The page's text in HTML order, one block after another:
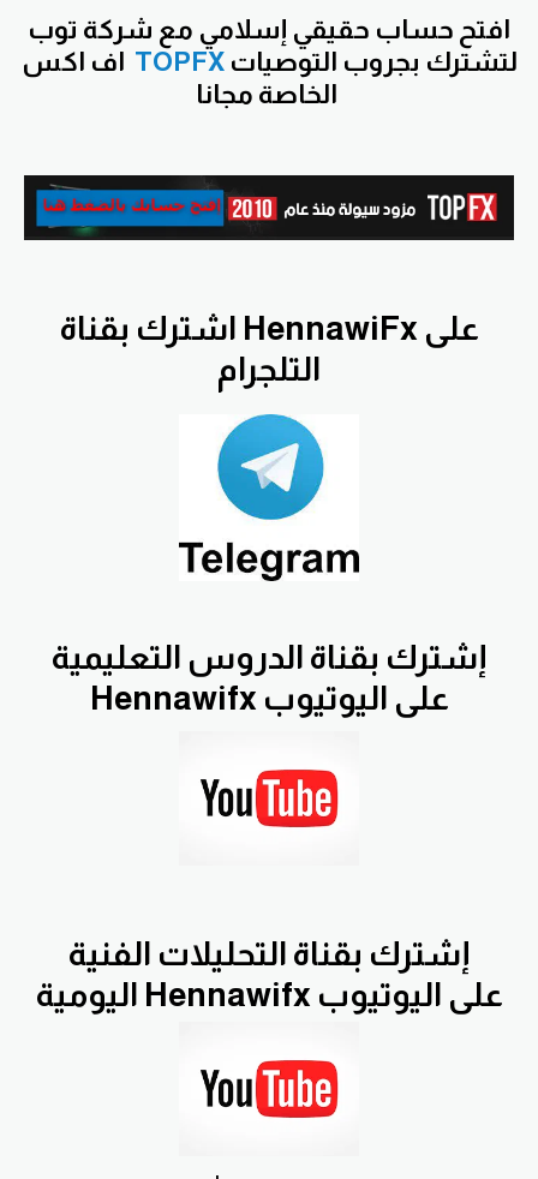
افتح حساب حقيقي إسلامي مع شركة توب
TOPFXلتشترك بجروب التوصيات
اشترك بقناة HennawiFx على
التلجرام
إشترك بقناة الدروس التعليمية
Hennawifx على اليوتيوب
إشترك بقناة التحليلات الفنية
اليومية Hennawifx على اليوتيوب